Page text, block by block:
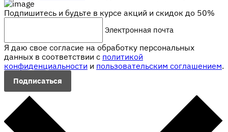
Подпишитесь и будьте в курсе акций и скидок до 50%
Электронная почта
Я даю свое согласие на обработку персональных
данных в соответствии с политикой
конфиденциальности и пользовательским соглашением.